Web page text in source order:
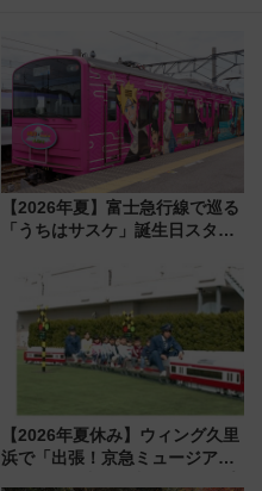
【2026年夏】富士急行線で巡る
「うちはサスケ」誕生日スタン
定グルメ＆グッズ徹底ガイド
【2026年夏休み】ウィング久里
浜で「出張！京急ミュージア